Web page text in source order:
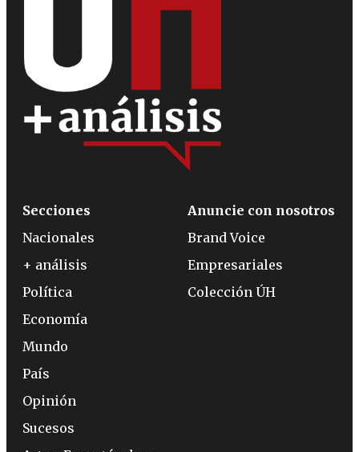
Secciones
Nacionales
+ análisis
Política
Economía
Mundo
País
Opinión
Sucesos
Anuncie con nosotros
Brand Voice
Empresariales
Colección ÚH